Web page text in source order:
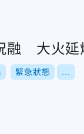
融 大火延
緊急狀態